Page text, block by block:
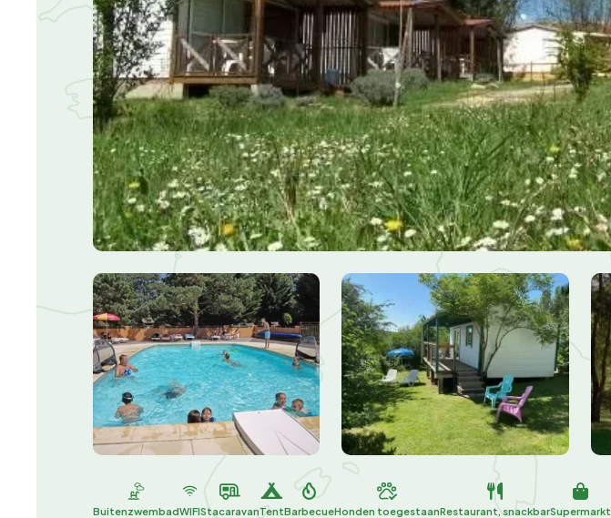
BuitenzwembadWIFIStacaravanTentBarbecueHonden toegestaanRestaurant, snackbarSupermarkt